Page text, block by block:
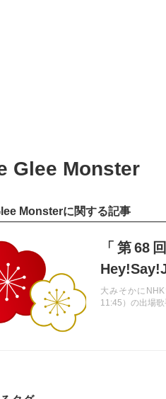
Glee Monster
Monsterに関する記事
「第68
初出場
大みそかに
11:45）の出場歌